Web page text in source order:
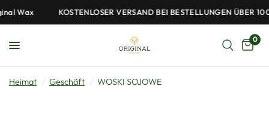
Wax KOSTENLOSER VERSAND BEI BESTELLUNGEN ÜBER
0
Heimat / Geschäft / WOSKI SOJOWE